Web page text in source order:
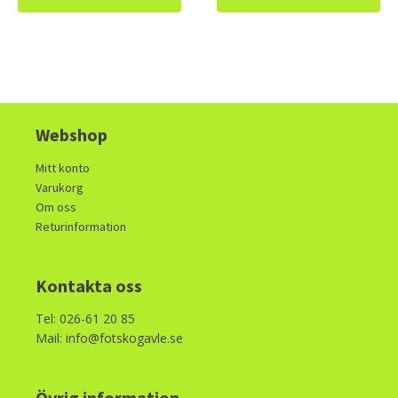
1500kr.750kr.
Webshop
Mitt konto
Varukorg
Om oss
Returinformation
Kontakta oss
Tel: 026-61 20 85
Mail: info@fotskogavle.se